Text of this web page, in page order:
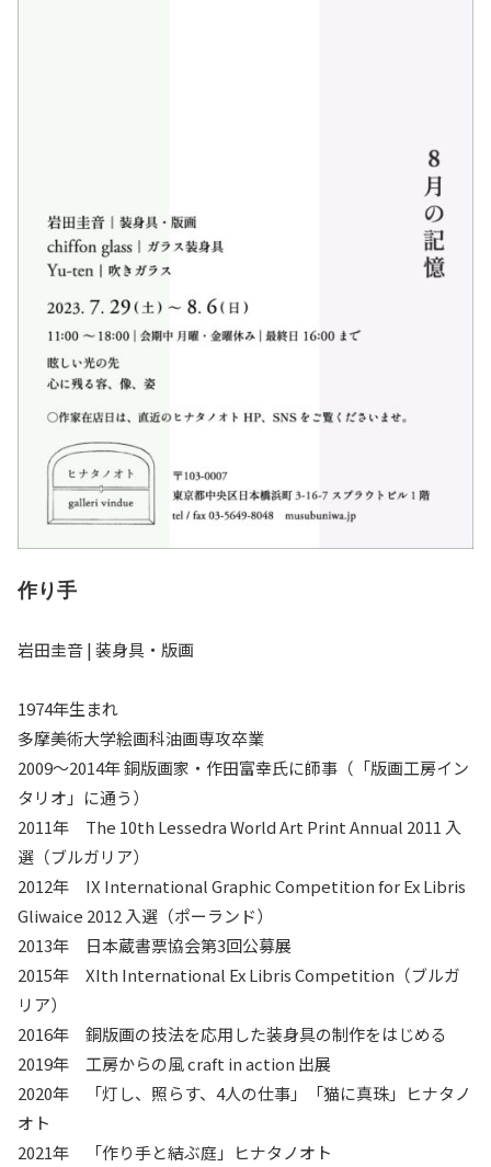
作り手
岩田圭音 | 装身具・版画
1974年生まれ
多摩美術大学絵画科油画専攻卒業
2009～2014年 銅版画家・作田富幸氏に師事（「版画工房イン
タリオ」に通う）
2011年 The 10th Lessedra World Art Print Annual 2011 入
選（ブルガリア）
2012年 IX International Graphic Competition for Ex Libris
Gliwaice 2012 入選（ポーランド）
2013年 日本蔵書票協会第3回公募展
2015年 XIth International Ex Libris Competition（ブルガ
リア）
2016年 銅版画の技法を応用した装身具の制作をはじめる
2019年 工房からの風 craft in action 出展
2020年 「灯し、照らす、4人の仕事」「猫に真珠」ヒナタノ
オト
2021年 「作り手と結ぶ庭」ヒナタノオト